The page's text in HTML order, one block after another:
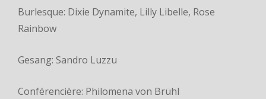
Burlesque: Dixie Dynamite, Lilly Libelle, Rose
Rainbow
Gesang: Sandro Luzzu
Conférencière: Philomena von Brühl